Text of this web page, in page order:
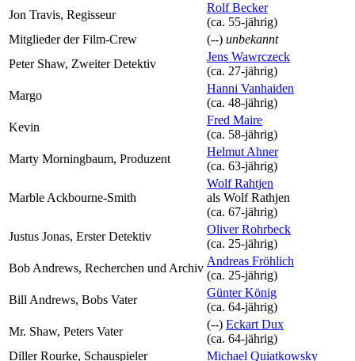
Jon Travis, Regisseur
Rolf Becker
(ca. 55‑jährig)
Mitglieder der Film-Crew
(--) unbekannt
Peter Shaw, Zweiter Detektiv
Jens Wawrczeck
(ca. 27‑jährig)
Margo
Hanni Vanhaiden
(ca. 48‑jährig)
Kevin
Fred Maire
(ca. 58‑jährig)
Marty Morningbaum, Produzent
Helmut Ahner
(ca. 63‑jährig)
Marble Ackbourne-Smith
Wolf Rahtjen
als Wolf Rathjen
(ca. 67‑jährig)
Justus Jonas, Erster Detektiv
Oliver Rohrbeck
(ca. 25‑jährig)
Bob Andrews, Recherchen und Archiv
Andreas Fröhlich
(ca. 25‑jährig)
Bill Andrews, Bobs Vater
Günter König
(ca. 64‑jährig)
Mr. Shaw, Peters Vater
(--) Eckart Dux
(ca. 64‑jährig)
Diller Rourke, Schauspieler
Michael Quiatkowsky